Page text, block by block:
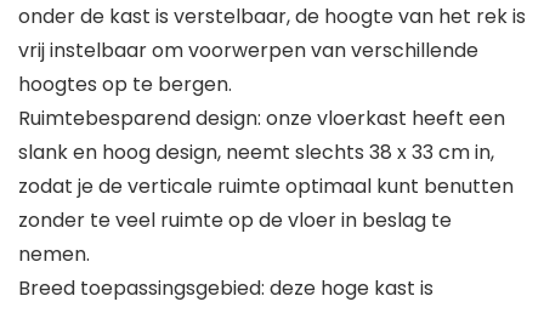
onder de kast is verstelbaar, de hoogte van het rek is
vrij instelbaar om voorwerpen van verschillende
hoogtes op te bergen.
Ruimtebesparend design: onze vloerkast heeft een
slank en hoog design, neemt slechts 38 x 33 cm in,
zodat je de verticale ruimte optimaal kunt benutten
zonder te veel ruimte op de vloer in beslag te
nemen.
Breed toepassingsgebied: deze hoge kast is